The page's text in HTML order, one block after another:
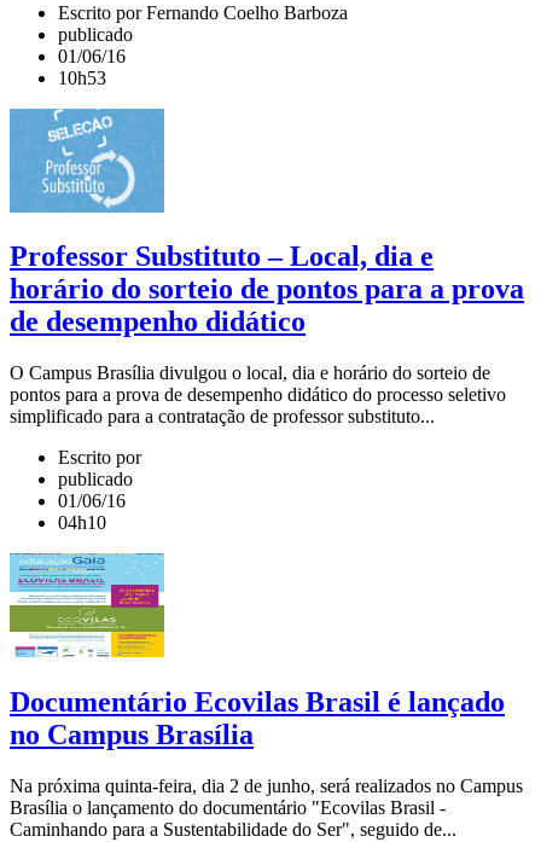
Escrito por Fernando Coelho Barboza
publicado
01/06/16
10h53
Professor Substituto – Local, dia e
horário do sorteio de pontos para a prova
de desempenho didático
O Campus Brasília divulgou o local, dia e horário do sorteio de
pontos para a prova de desempenho didático do processo seletivo
simplificado para a contratação de professor substituto...
Escrito por
publicado
01/06/16
04h10
Documentário Ecovilas Brasil é lançado
no Campus Brasília
Na próxima quinta-feira, dia 2 de junho, será realizados no Campus
Brasília o lançamento do documentário "Ecovilas Brasil -
Caminhando para a Sustentabilidade do Ser", seguido de...